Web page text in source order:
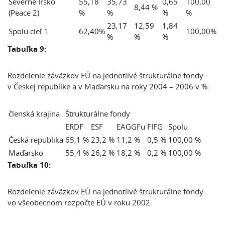
(Peace 2)
%
%
8,44 %
%
%
Spolu cieľ 1
62,40%
23,17
%
12,59
%
1,84
%
100,00%
Tabuľka 9:
Rozdelenie záväzkov EÚ na jednotlivé štrukturálne fondy
v Českej republike a v Maďarsku na roky 2004 – 2006 v %:
členská krajina Štrukturálne fondy
ERDF
ESF EAGGFu FIFG Spolu
Česká republika 65,1 % 23,2 % 11,2 % 0,5 % 100,00 %
Maďarsko
55,4 % 26,2 % 18,2 % 0,2 % 100,00 %
Tabuľka 10:
Rozdelenie záväzkov EÚ na jednotlivé štrukturálne fondy
vo všeobecnom rozpočte EÚ v roku 2002: